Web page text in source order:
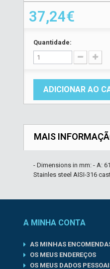
37,24€
Quantidade:
ADICIONAR AO
MAIS
- Dimensions in mm: - A:
Stainles steel AISI-316
A MINHA CONTA
AS MINHAS
OS MEUS ENDEREÇOS
OS MEUS DADOS